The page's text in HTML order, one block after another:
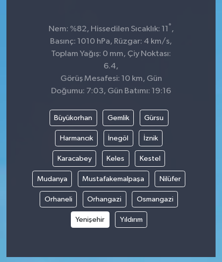
Nem: %82, Hissedilen Sıcaklık: 11 ° ,
Basınç: 1010 hPa, Rüzgar: 4 km/s,
Toplam Yağış: 0 mm, Çiy Noktası:
6.4,
Görüş Mesafesi: 10 km, Gün
Doğumu: 7:03, Gün Batımı: 19:16
Büyükorhan Gemlik Gürsu
Harmancık İnegöl İznik
Karacabey Keles Kestel
Mudanya Mustafakemalpaşa Nilüfer
Orhaneli Orhangazi Osmangazi
Yenişehir Yıldırım